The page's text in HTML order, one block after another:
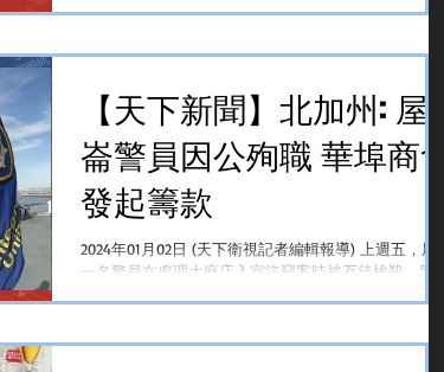
花，其中一名男子被煙...
【天下新聞】北加州: 屋
崙警員因公殉職 華埠商會
發起籌款
2024年01月02日 (天下衛視記者編輯報導) 上週五，屋崙
一名警員在處理大麻店入室盜竊案時被歹徒槍殺。警方
屋崙警察局，生前與華人社區互動緊密。屋崙華埠商會